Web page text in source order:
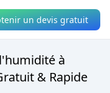
un devis gratuit
à
& Rapide